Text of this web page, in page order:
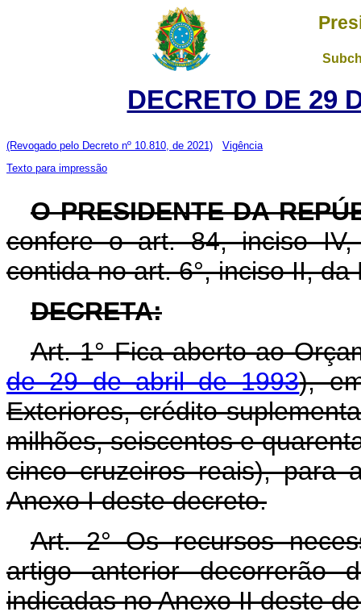
DECRETO DE 29
(Revogado pelo Decreto nº 10.810, de 2021)
Vigência
Texto para impressão
O PRESIDENTE DA
confere o art. 84, inciso
contida no art. 6°, inciso II,
DECRETA:
Art. 1° Fica aberto ao
de 29 de abril de 1993),
Exteriores, crédito
milhões, seiscentos e
cinco cruzeiros reais), para
Anexo I deste decreto.
Art. 2° Os recursos
artigo anterior decorrerão
indicadas no Anexo II deste